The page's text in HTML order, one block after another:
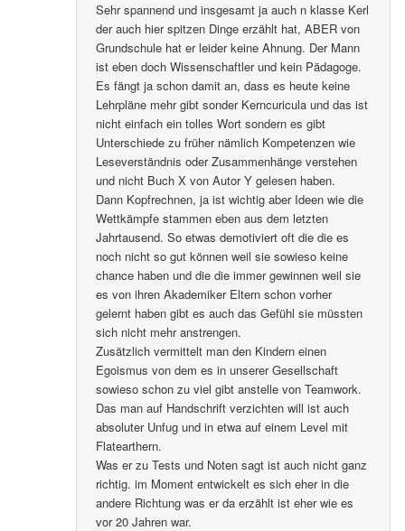
Sehr spannend und insgesamt ja auch n klasse Kerl
der auch hier spitzen Dinge erzählt hat, ABER von
Grundschule hat er leider keine Ahnung. Der Mann
ist eben doch Wissenschaftler und kein Pädagoge.
Es fängt ja schon damit an, dass es heute keine
Lehrpläne mehr gibt sonder Kerncuricula und das ist
nicht einfach ein tolles Wort sondern es gibt
Unterschiede zu früher nämlich Kompetenzen wie
Leseverständnis oder Zusammenhänge verstehen
und nicht Buch X von Autor Y gelesen haben.
Dann Kopfrechnen, ja ist wichtig aber Ideen wie die
Wettkämpfe stammen eben aus dem letzten
Jahrtausend. So etwas demotiviert oft die die es
noch nicht so gut können weil sie sowieso keine
chance haben und die die immer gewinnen weil sie
es von ihren Akademiker Eltern schon vorher
gelernt haben gibt es auch das Gefühl sie müssten
sich nicht mehr anstrengen.
Zusätzlich vermittelt man den Kindern einen
Egoismus von dem es in unserer Gesellschaft
sowieso schon zu viel gibt anstelle von Teamwork.
Das man auf Handschrift verzichten will ist auch
absoluter Unfug und in etwa auf einem Level mit
Flatearthern.
Was er zu Tests und Noten sagt ist auch nicht ganz
richtig. im Moment entwickelt es sich eher in die
andere Richtung was er da erzählt ist eher wie es
vor 20 Jahren war.